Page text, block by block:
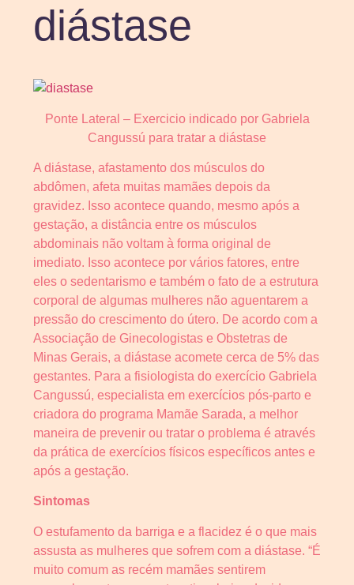
diástase
Ponte Lateral – Exercicio indicado por Gabriela
Cangussú para tratar a diástase
A diástase, afastamento dos músculos do
abdômen, afeta muitas mamães depois da
gravidez. Isso acontece quando, mesmo após a
gestação, a distância entre os músculos
abdominais não voltam à forma original de
imediato. Isso acontece por vários fatores, entre
eles o sedentarismo e também o fato de a estrutura
corporal de algumas mulheres não aguentarem a
pressão do crescimento do útero. De acordo com a
Associação de Ginecologistas e Obstetras de
Minas Gerais, a diástase acomete cerca de 5% das
gestantes. Para a fisiologista do exercício Gabriela
Cangussú, especialista em exercícios pós-parto e
criadora do programa Mamãe Sarada, a melhor
maneira de prevenir ou tratar o problema é através
da prática de exercícios físicos específicos antes e
após a gestação.
Sintomas
O estufamento da barriga e a flacidez é o que mais
assusta as mulheres que sofrem com a diástase. “É
muito comum as recém mamães sentirem